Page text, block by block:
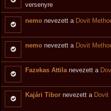
versenyre
nemo nevezett a Dovit
nemo nevezett a Dovit
Fazekas Attilanevezett a
Kajári Tibor nevezett a Dovit